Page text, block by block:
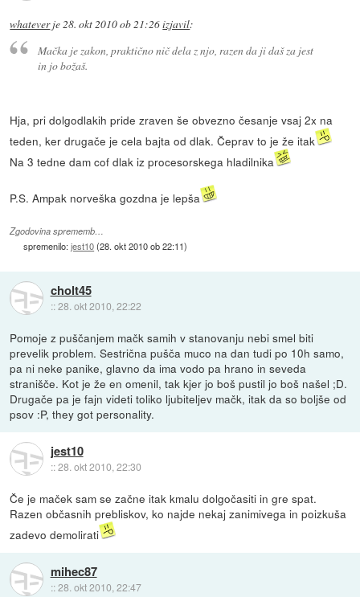
whateverje28. okt 2010 ob 21:26izjavil:
Mačka je zakon, praktično nič dela z njo, razen da ji daš za jest
in jo božaš.
Hja, pri dolgodlakih pride zraven še obvezno česanje vsaj 2x na
teden, ker drugače je cela bajta od dlak. Čeprav to je že itak
Na 3 tedne dam cof dlak iz procesorskega hladilnika
P.S. Ampak norveška gozdna je lepša
Zgodovina sprememb…
spremenilo:jest10(28. okt 2010 ob 22:11)
cholt45
::28. okt 2010, 22:22
Pomoje z puščanjem mačk samih v stanovanju nebi smel biti
prevelik problem. Sestrična pušča muco na dan tudi po 10h samo,
pa ni neke panike, glavno da ima vodo pa hrano in seveda
stranišče. Kot je že en omenil, tak kjer jo boš pustil jo boš našel ;D.
Drugače pa je fajn videti toliko ljubiteljev mačk, itak da so boljše od
psov :P, they got personality.
jest10
::28. okt 2010, 22:30
Če je maček sam se začne itak kmalu dolgočasiti in gre spat.
Razen občasnih prebliskov, ko najde nekaj zanimivega in poizkuša
zadevo demolirati
mihec87
::28. okt 2010, 22:47